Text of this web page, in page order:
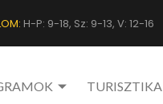
H-P: 9-18, Sz: 9-13, V: 12-16
TURISZTIKA